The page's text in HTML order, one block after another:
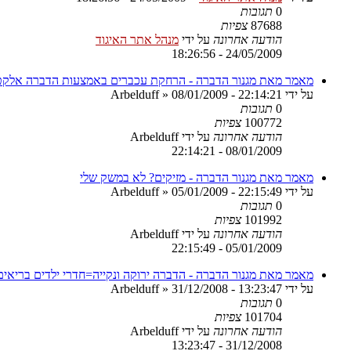
0 תגובות
87688 צפיות
הודעה אחרונה על ידי מנהל אתר האיגוד
24/05/2009 - 18:26:56
מאמר מאת מגנור הדברה - הרחקת עכברים באמצעות הדברה
על ידי
Arbelduff» 08/01/2009 - 22:14:21
0 תגובות
100772 צפיות
הודעה אחרונה על ידיArbelduff
08/01/2009 - 22:14:21
מאמר מאת מגנור הדברה - מזיקים? לא במשק שלי
על ידי
Arbelduff» 05/01/2009 - 22:15:49
0 תגובות
101992 צפיות
הודעה אחרונה על ידיArbelduff
05/01/2009 - 22:15:49
מאמר מאת מגנור הדברה - הדברה ירוקה ונקייה=חדרי ילדים
על ידי
Arbelduff» 31/12/2008 - 13:23:47
0 תגובות
101704 צפיות
הודעה אחרונה על ידיArbelduff
31/12/2008 - 13:23:47